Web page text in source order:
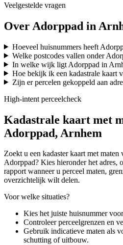
Veelgestelde vragen
Over Adorppad in
Hoeveel huisnummers heeft
Welke postcodes vallen onder
In welke wijk ligt Adorppad in
Hoe bekijk ik een kadastrale kaart
Zijn er percelen gekoppeld aan
High-intent perceelcheck
Kadastrale kaart met
Adorppad, Arnhem
Zoekt u een kadaster kaart met
Adorppad? Kies hieronder het adres,
rapport wanneer u perceel maten,
overzichtelijk wilt delen.
Voor welke situaties?
Kies het juiste huisnummer
Controleer perceelgrenzen en
Gebruik indicatieve maten als
schutting of uitbouw.